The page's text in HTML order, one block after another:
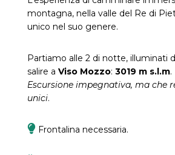
montagna, nella valle del Re di
unico nel suo genere.
Partiamo alle 2 di notte, illuminati
salire a Viso Mozzo: 3019 m s.l.m.
Escursione impegnativa, ma che
unici.
Frontalina necessaria.